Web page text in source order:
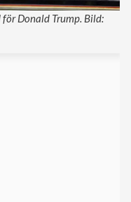
Donald Trump. Bild: